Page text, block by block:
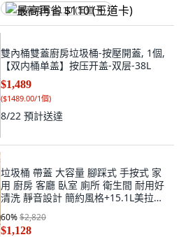
最高再省 $110 (王道卡)
雙內桶雙蓋廚房垃圾桶-按壓開蓋, 1個,
【双内桶单盖】按压开盖-双层-38L
$1,489
($1489.00/1個)
8/22 預計送達
垃圾桶 帶蓋 大容量 腳踩式 手按式 家
用 廚房 客廳 臥室 廁所 衛生間 耐用好
清洗 靜音設計 簡約風格+15.1L美拉德
(腳踩+手按)客廳+默認尺寸, 1個, 默認
尺寸
60%$2,820
$1,128